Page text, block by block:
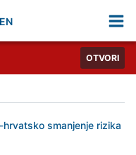
EN
OTVORI
smanjenje rizika